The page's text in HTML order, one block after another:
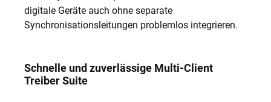
digitale Geräte auch ohne separate
Synchronisationsleitungen problemlos integrieren.
Schnelle und zuverlässige Multi-Client
Treiber Suite